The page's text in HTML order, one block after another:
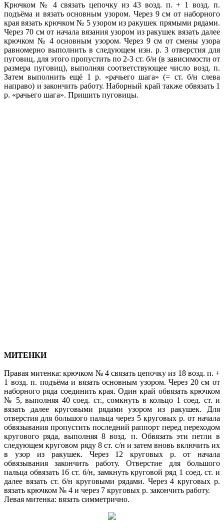
Крючком № 4 связать цепочку из 43 возд. п. + 1 возд. п.
подъёма и вязать основным узором. Через 9 см от наборного
края вязать крючком № 5 узором из ракушек прямыми рядами.
Через 70 см от начала вязания узором из ракушек вязать далее
крючком № 4 основным узором. Через 9 см от смены узора
равномерно выполнить в следующем изн. р. 3 отверстия для
пуговиц, для этого пропустить по 2-3 ст. б/н (в зависимости от
размера пуговиц), выполняя соответствующее число возд. п.
Затем выполнить ещё 1 р. «рачьего шага» (= ст. б/н слева
направо) и закончить работу. Наборный край также обвязать 1
р. «рачьего шага». Пришить пуговицы.
МИТЕНКИ
Правая митенка: крючком № 4 связать цепочку из 18 возд. п. +
1 возд. п. подъёма и вязать основным узором. Через 20 см от
наборного ряда соединить края. Один край обвязать крючком
№ 5, выполняя 40 соед. ст., сомкнуть в кольцо 1 соед. ст. и
вязать далее круговыми рядами узором из ракушек. Для
отверстия для большого пальца через 5 круговых р. от начала
обвязывания пропустить последний раппорт перед переходом
кругового ряда, выполняя 8 возд. п. Обвязать эти петли в
следующем круговом ряду 8 ст. с/н и затем вновь включить их
в узор из ракушек. Через 12 круговых р. от начала
обвязывания закончить работу. Отверстие для большого
пальца обвязать 16 ст. б/н, замкнуть круговой ряд 1 соед. ст. и
далее вязать ст. б/н круговыми рядами. Через 4 круговых р.
вязать крючком № 4 и через 7 круговых р. закончить работу.
Левая митенка: вязать симметрично.